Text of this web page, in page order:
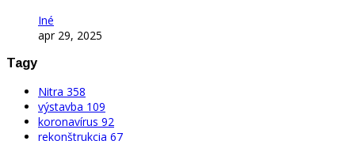
Iné
apr 29, 2025
Tagy
Nitra 358
výstavba 109
koronavírus 92
rekonštrukcia 67